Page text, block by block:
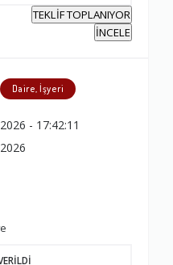
TEKLİF TOPLANIYOR
İNCELE
Daire, İşyeri
- 17:42:11